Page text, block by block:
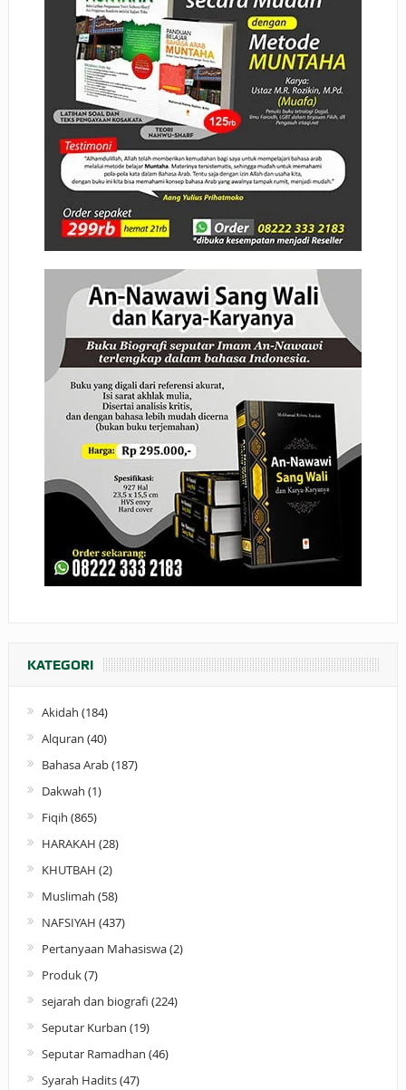
KATEGORI
Akidah (184)
Alquran (40)
Bahasa Arab(187)
Dakwah (1)
Fiqih (865)
HARAKAH (28)
KHUTBAH (2)
Muslimah (58)
NAFSIYAH (437)
Pertanyaan Mahasiswa(2)
Produk(7)
sejarah dan biografi (224)
Seputar Kurban (19)
Seputar Ramadhan (46)
Syarah Hadits(47)